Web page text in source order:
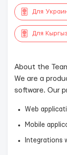
Для
Для
About the
We are a
software. Our
Web
Mobile
Integrations